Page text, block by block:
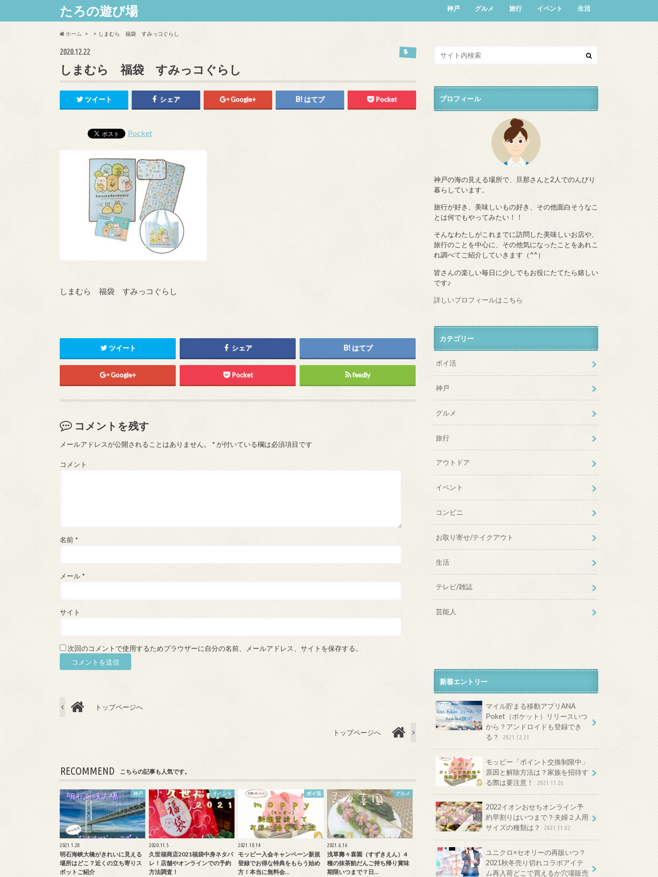
たろの遊び場 神戸 グルメ 旅行 イベント 生活
ホーム しまむら 福袋 すみっコぐらし
2020.12.22
しまむら 福袋 すみっコぐらし
ツイート シェア Google+ はてブ Pocket
Pocket
しまむら 福袋 すみっコぐらし
ツイート シェア はてブ
Google+ Pocket feedly
コメントを残す
メールアドレスが公開されることはありません。 *が付いている欄は必須項目です
コメント
名前 *
メール *
サイト
次回のコメントで使用するためブラウザーに自分の名前、メールアドレス、サイトを保存する。
トップページへ
トップページへ
RECOMMEND こちらの記事も人気です。
神戸
2021.1.28
明石海峡大橋がきれいに見える
場所はどこ？近くの立ち寄りス
ポットご紹介
イベント
2020.11.5
久世福商店2021福袋中身ネタバ
レ！店舗やオンラインでの予約
方法調査！
ポイ活
2021.10.14
モッピー入会キャンペーン新規
登録でお得な特典をもらう始め
方！本当に無料会…
グルメ
2021.6.16
浅草壽々喜園（すずきえん）4
種の抹茶餡だんご持ち帰り賞味
期限いつまで？日…
プロフィール
神戸の海の見える場所で、旦那さんと2人でのんびり
暮らしています。
旅行が好き、美味しいもの好き、その他面白そうなこ
とは何でもやってみたい！！
そんなわたしがこれまでに訪問した美味しいお店や、
旅行のことを中心に、その他気になったことをあれこ
れ調べてご紹介していきます（^^）
皆さんの楽しい毎日に少しでもお役にたてたら嬉しい
です♪
詳しいプロフィールはこちら
カテゴリー
ポイ活
神戸
グルメ
旅行
アウトドア
イベント
コンビニ
お取り寄せ/テイクアウト
生活
テレビ/雑誌
芸能人
新着エントリー
マイル貯まる移動アプリANA
Poket（ポケット）リリースいつ
から？アンドロイドも登録でき
る？
2021.12.21
モッピー「ポイント交換制限中」
原因と解除方法は？家族を招待す
る際は要注意！
2021.11.26
2022イオンおせちオンライン予
約早割りはいつまで？夫婦２人用
サイズの種類は？
2021.11.02
ユニクロ×セオリーの再販いつ？
2021秋冬売り切れコラボアイテ
ム再入荷どこで買えるか穴場販売